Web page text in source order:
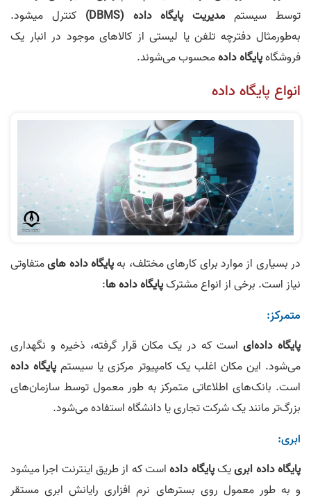
توسط سیستممدیریت پایگاه‌ داده (DBMS)
کنترل میشود.
به‌طورمثال دفترچه تلفن یا لیستی از کالاهای موجود در انبار یک
فروشگاهپایگاه‌ دادهمحسوب می‌شوند.
انواع پایگاه داده
در بسیاری از موارد برای کارهای مختلف، بهپایگاه‌ داده‌ هایمتفاوتی
نیاز است. برخی از انواع مشترکپایگاه‌ داده‌ ها:
متمرکز:
پایگاه‌ داده‌ای است که در یک مکان قرار گرفته، ذخیره و نگهداری
می‌شود. این مکان اغلب یک کامپیوتر مرکزی یا سیستم پایگاه‌ داده
‌است. بانک‌های اطلاعاتی متمرکز به طور معمول توسط سازمان‌های
بزرگ‌تر مانند یک شرکت تجاری یا دانشگاه استفاده می‌شود.
ابری:
پایگاه‌ داده ابرییکپایگاه‌ دادهاست که از طریق اینترنت اجرا میشود
و به ‌طور معمول روی بسترهای نرم‌ افزاری رایانش ابری مستقر